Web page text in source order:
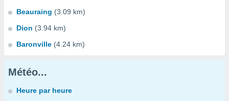
Beauraing (3.09 km)
Dion (3.94 km)
Baronville (4.24 km)
Météo...
Heure par heure